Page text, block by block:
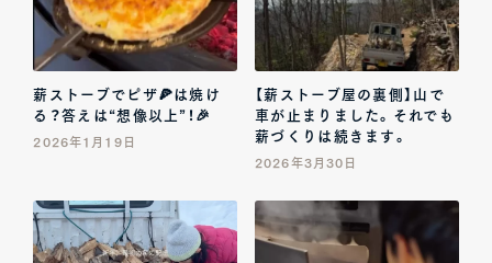
薪ストーブでピザ🍕は焼け
る？答えは“想像以上”！🎉
2026年1月19日
【薪ストーブ屋の裏側】山で
車が止まりました。それでも
薪づくりは続きます。
2026年3月30日